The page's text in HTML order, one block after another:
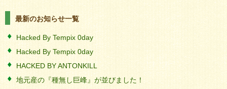
最新のお知らせ一覧
Hacked By Tempix 0day
Hacked By Tempix 0day
HACKED BY ANTONKILL
地元産の『種無し巨峰』が並びました！